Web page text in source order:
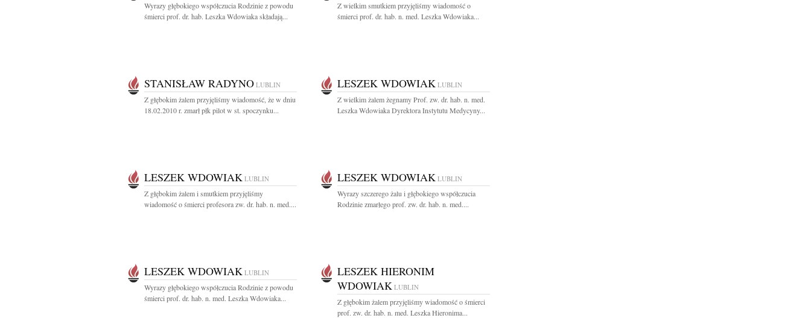
Wyrazy głębokiego współczucia Rodzinie z powodu
śmierci prof. dr. hab. Leszka Wdowiaka składają...
Z wielkim smutkiem przyjęliśmy wiadomość o
śmierci prof. dr. hab. n. med. Leszka Wdowiaka...
STANISŁAW RADYNO LUBLIN
Z głębokim żalem przyjęliśmy wiadomość, że w dniu
18.02.2010 r. zmarł płk pilot w st. spoczynku...
LESZEK WDOWIAK LUBLIN
Z wielkim żalem żegnamy Prof. zw. dr. hab. n. med.
Leszka Wdowiaka Dyrektora Instytutu Medycyny...
LESZEK WDOWIAK LUBLIN
Z głębokim żalem i smutkiem przyjęliśmy
wiadomość o śmierci profesora zw. dr. hab. n. med....
LESZEK WDOWIAK LUBLIN
Wyrazy szczerego żalu i głębokiego współczucia
Rodzinie zmarłego prof. zw. dr. hab. n. med....
LESZEK WDOWIAK LUBLIN
Wyrazy głębokiego współczucia Rodzinie z powodu
śmierci prof. dr. hab. n. med. Leszka Wdowiaka...
LESZEK HIERONIM
WDOWIAK LUBLIN
Z głębokim żalem przyjęliśmy wiadomość o śmierci
prof. zw. dr. hab. n. med. Leszka Hieronima...